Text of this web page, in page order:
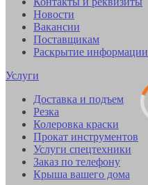
Новости
Вакансии
Поставщикам
Раскрытие информации
Услуги
Доставка и подъем
Резка
Колеровка краски
Прокат инструментов
Услуги спецтехники
Заказ по телефону
Крыша вашего дома